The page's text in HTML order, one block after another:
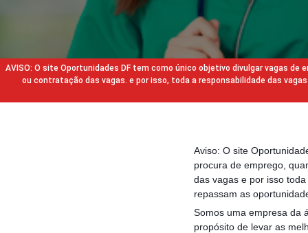
AVISO: O site Oportunidades DF tem como único objetivo divulgar vagas
ou contratação das vagas. e por isso, toda a responsabilidade das
Aviso: O site
procura de emprego,
das vagas e por isso
repassam as
Somos uma empresa da
propósito de levar as